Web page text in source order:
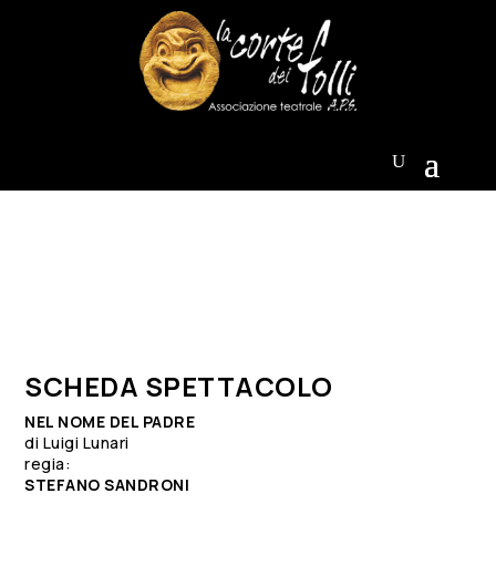
SCHEDA SPETTACOLO
NEL NOME DEL PADRE
di Luigi Lunari
regia:
STEFANO SANDRONI